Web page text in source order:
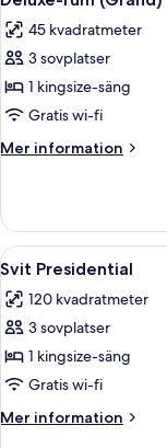
alla
foton
för
Deluxe-
rum
(Grand)
45 kvadratmeter
3 sovplatser
1 kingsize-säng
Gratis wi-fi
Mer information
Mer
rum
(Grand)
Öppna
alla
foton
för
Svit
Presidential
11
Svit Presidential
120 kvadratmeter
3 sovplatser
1 kingsize-säng
Gratis wi-fi
Mer information
Mer